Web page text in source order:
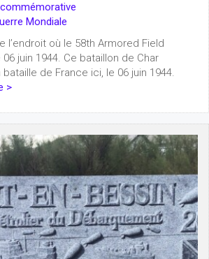
Mondiale
l’endroit où le 58th Armored Field
juin 1944. Ce bataillon de Char
de France ici, le 06 juin 1944.
>